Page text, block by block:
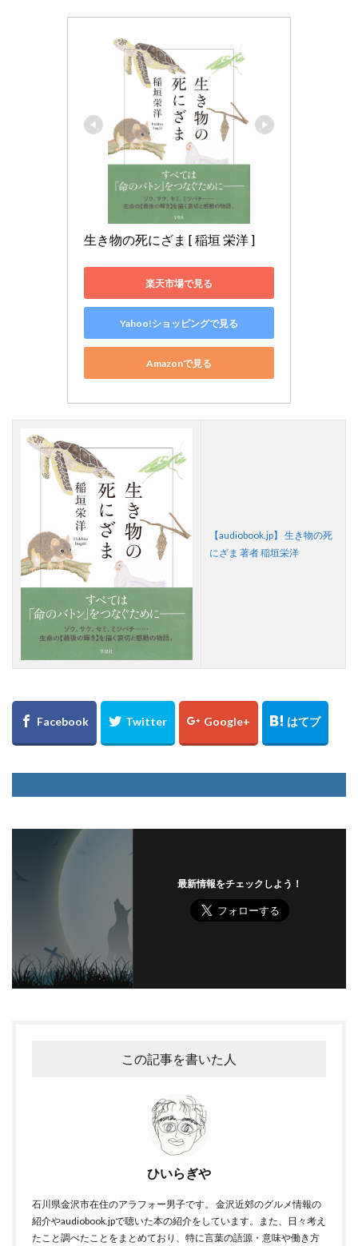
生き物の死にざま [ 稲垣 栄洋 ]
楽天市場で見る
Yahoo!ショッピングで見る
Amazonで見る
【audiobook.jp】 生き物の死
にざま 著者 稲垣栄洋
最新情報をチェックしよう！
この記事を書いた人
ひいらぎや
石川県金沢市在住のアラフォー男子です。 金沢近郊のグルメ情報の
紹介やaudiobook.jpで聴いた本の紹介をしています。また、日々考え
たこと調べたことをまとめており、特に言葉の語源・意味や働き方